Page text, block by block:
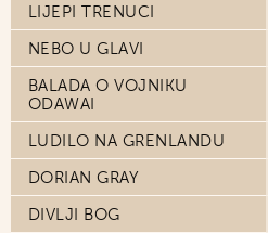
LIJEPI TRENUCI
NEBO U GLAVI
BALADA O VOJNIKU
ODAWAI
LUDILO NA GRENLANDU
DORIAN GRAY
DIVLJI BOG